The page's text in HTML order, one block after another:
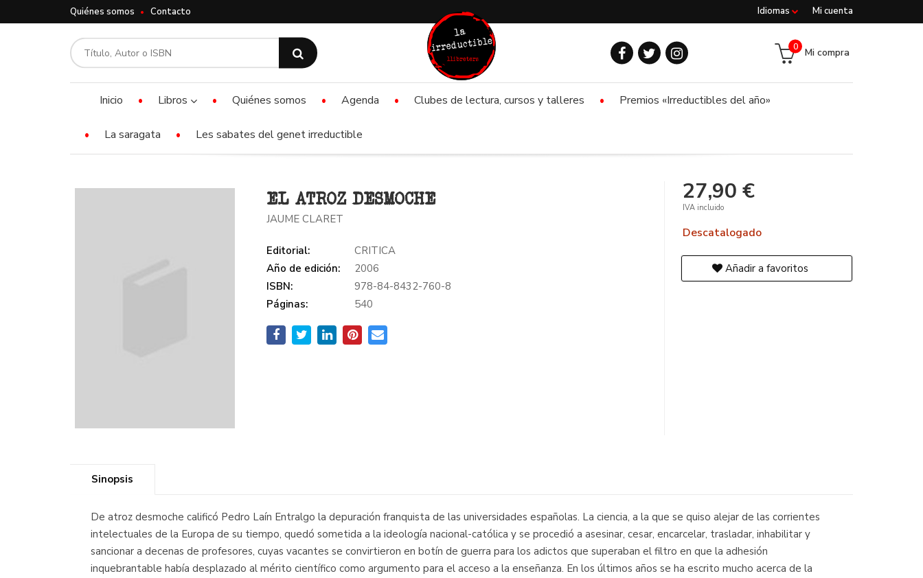
Mi cuenta
Idiomas
Quiénes somos Contacto
Mi compra
0
Inicio Libros Quiénes somos Agenda Clubes de lectura, cursos y talleres Premios «Irreductibles del año»
La saragata Les sabates del genet irreductible
EL ATROZ DESMOCHE
JAUME CLARET
Editorial:
CRITICA
Año de edición:
2006
ISBN:
978-84-8432-760-8
Páginas:
540
27,90 €
IVA incluido
Descatalogado
Añadir a favoritos
Sinopsis
De atroz desmoche calificó Pedro Laín Entralgo la depuración franquista de las universidades españolas. La ciencia, a la que se quiso alejar de las corrientes
intelectuales de la Europa de su tiempo, quedó sometida a la ideología nacional-católica y se procedió a asesinar, cesar, encarcelar, trasladar, inhabilitar y
sancionar a decenas de profesores, cuyas vacantes se convirtieron en botín de guerra para los adictos que superaban el filtro en que la adhesión
inquebrantable había desplazado al mérito científico como argumento para el acceso a la enseñanza. En los últimos años se ha escrito mucho acerca de la